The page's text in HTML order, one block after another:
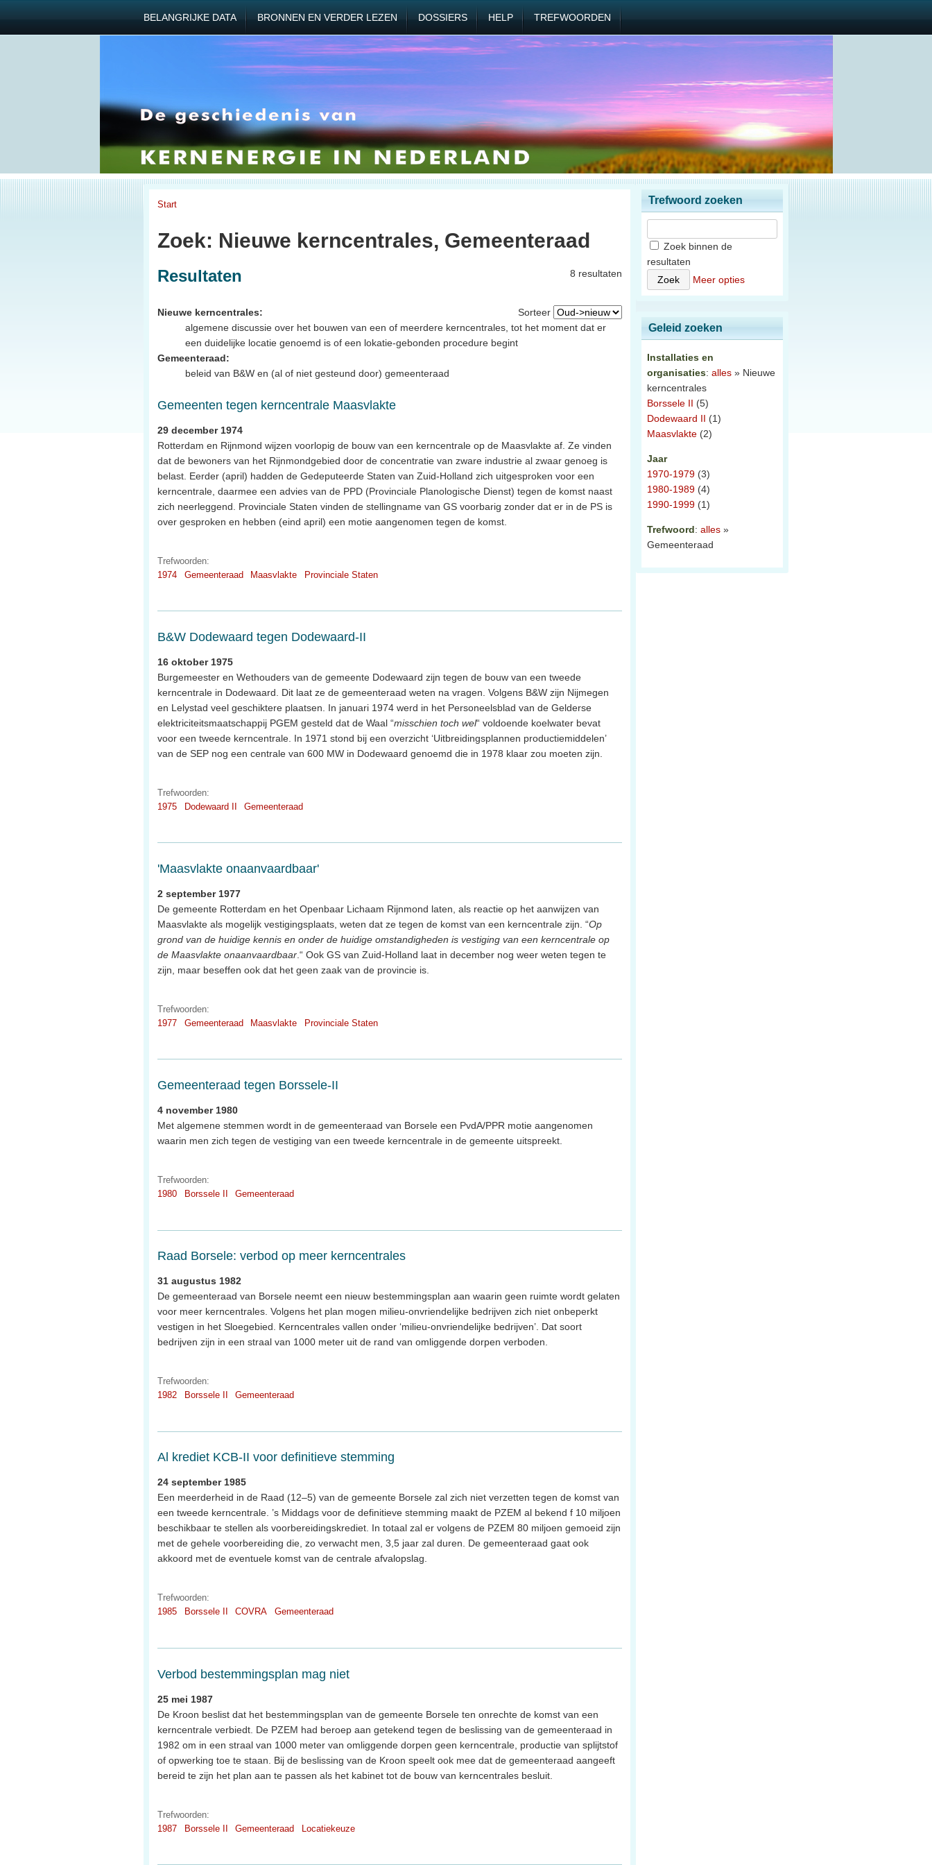
BELANGRIJKE DATA BRONNEN EN VERDER LEZEN DOSSIERS HELP TREFWOORDEN
Start
Zoek: Nieuwe kerncentrales, Gemeenteraad
8 resultaten
Resultaten
Sorteer
Nieuwe kerncentrales:
algemene discussie over het bouwen van een of meerdere kerncentrales, tot het moment dat er
een duidelijke locatie genoemd is of een lokatie-gebonden procedure begint
Gemeenteraad:
beleid van B&W en (al of niet gesteund door) gemeenteraad
Gemeenten tegen kerncentrale Maasvlakte
29 december 1974
Rotterdam en Rijnmond wijzen voorlopig de bouw van een kerncentrale op de Maasvlakte af. Ze vinden
dat de bewoners van het Rijnmondgebied door de concentratie van zware industrie al zwaar genoeg is
belast. Eerder (april) hadden de Gedeputeerde Staten van Zuid-Holland zich uitgesproken voor een
kerncentrale, daarmee een advies van de PPD (Provinciale Planologische Dienst) tegen de komst naast
zich neerleggend. Provinciale Staten vinden de stellingname van GS voorbarig zonder dat er in de PS is
over gesproken en hebben (eind april) een motie aangenomen tegen de komst.
Trefwoorden:
1974
Gemeenteraad Maasvlakte Provinciale Staten
B&W Dodewaard tegen Dodewaard-II
16 oktober 1975
Burgemeester en Wethouders van de gemeente Dodewaard zijn tegen de bouw van een tweede
kerncentrale in Dodewaard. Dit laat ze de gemeenteraad weten na vragen. Volgens B&W zijn Nijmegen
en Lelystad veel geschiktere plaatsen. In januari 1974 werd in het Personeelsblad van de Gelderse
elektriciteitsmaatschappij PGEM gesteld dat de Waal “misschien toch wel“ voldoende koelwater bevat
voor een tweede kerncentrale. In 1971 stond bij een overzicht ‘Uitbreidingsplannen productiemiddelen’
van de SEP nog een centrale van 600 MW in Dodewaard genoemd die in 1978 klaar zou moeten zijn.
Trefwoorden:
1975
Dodewaard II Gemeenteraad
'Maasvlakte onaanvaardbaar'
2 september 1977
De gemeente Rotterdam en het Openbaar Lichaam Rijnmond laten, als reactie op het aanwijzen van
Maasvlakte als mogelijk vestigingsplaats, weten dat ze tegen de komst van een kerncentrale zijn. “Op
grond van de huidige kennis en onder de huidige omstandigheden is vestiging van een kerncentrale op
de Maasvlakte onaanvaardbaar .“ Ook GS van Zuid-Holland laat in december nog weer weten tegen te
zijn, maar beseffen ook dat het geen zaak van de provincie is.
Trefwoorden:
1977
Gemeenteraad Maasvlakte Provinciale Staten
Gemeenteraad tegen Borssele-II
4 november 1980
Met algemene stemmen wordt in de gemeenteraad van Borsele een PvdA/PPR motie aangenomen
waarin men zich tegen de vestiging van een tweede kerncentrale in de gemeente uitspreekt.
Trefwoorden:
1980
Borssele II Gemeenteraad
Raad Borsele: verbod op meer kerncentrales
31 augustus 1982
De gemeenteraad van Borsele neemt een nieuw bestemmingsplan aan waarin geen ruimte wordt gelaten
voor meer kerncentrales. Volgens het plan mogen milieu-onvriendelijke bedrijven zich niet onbeperkt
vestigen in het Sloegebied. Kerncentrales vallen onder ‘milieu-onvriendelijke bedrijven’. Dat soort
bedrijven zijn in een straal van 1000 meter uit de rand van omliggende dorpen verboden.
Trefwoorden:
1982
Borssele II Gemeenteraad
Al krediet KCB-II voor definitieve stemming
24 september 1985
Een meerderheid in de Raad (12–5) van de gemeente Borsele zal zich niet verzetten tegen de komst van
een tweede kerncentrale. ’s Middags voor de definitieve stemming maakt de PZEM al bekend f 10 miljoen
beschikbaar te stellen als voorbereidingskrediet. In totaal zal er volgens de PZEM 80 miljoen gemoeid zijn
met de gehele voorbereiding die, zo verwacht men, 3,5 jaar zal duren. De gemeenteraad gaat ook
akkoord met de eventuele komst van de centrale afvalopslag.
Trefwoorden:
1985
Borssele II COVRA Gemeenteraad
Verbod bestemmingsplan mag niet
25 mei 1987
De Kroon beslist dat het bestemmingsplan van de gemeente Borsele ten onrechte de komst van een
kerncentrale verbiedt. De PZEM had beroep aan getekend tegen de beslissing van de gemeenteraad in
1982 om in een straal van 1000 meter van omliggende dorpen geen kerncentrale, productie van splijtstof
of opwerking toe te staan. Bij de beslissing van de Kroon speelt ook mee dat de gemeenteraad aangeeft
bereid te zijn het plan aan te passen als het kabinet tot de bouw van kerncentrales besluit.
Trefwoorden:
1987
Borssele II Gemeenteraad Locatiekeuze
Trefwoord zoeken
Zoek binnen de
resultaten
Meer opties
Geleid zoeken
Installaties en
organisaties: alles » Nieuwe
kerncentrales
Borssele II (5)
Dodewaard II (1)
Maasvlakte (2)
Jaar
1970-1979 (3)
1980-1989 (4)
1990-1999 (1)
Trefwoord: alles »
Gemeenteraad